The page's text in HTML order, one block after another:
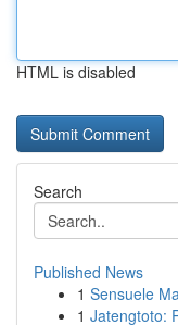
HTML is disabled
Search
Published News
1 Sensuele
1 Jatengtoto: